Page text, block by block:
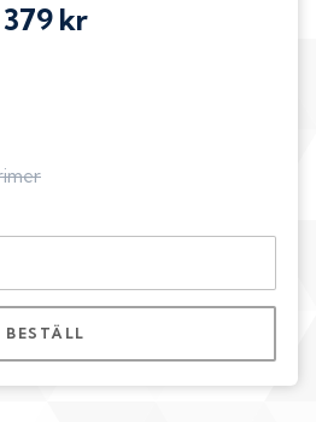
379 kr
BESTÄLL